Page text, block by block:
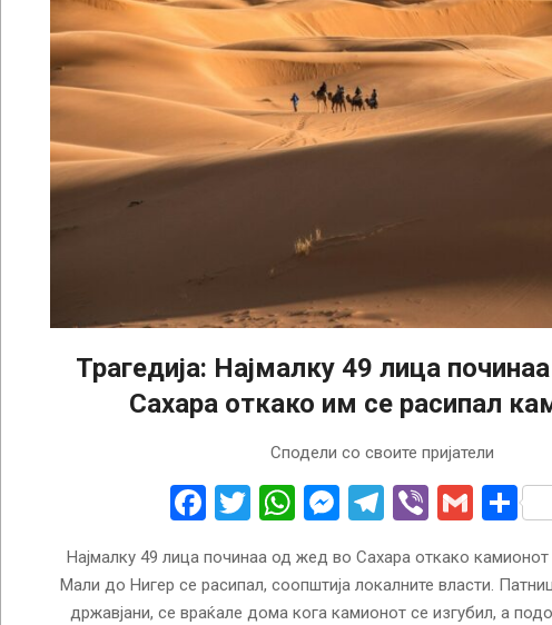
Трагедија: Најмалку 49 лица
Сахара откако им се расипал
Сподели со своите пријатели
Facebook
Twitter
WhatsApp
Messenger
Telegram
ViberGmail
Најмалку 49 лица починаа од жед во Сахара откако камионот
Мали до Нигер се расипал, соопштија локалните власти.
државјани, се враќале дома кога камионот се изгубил, а